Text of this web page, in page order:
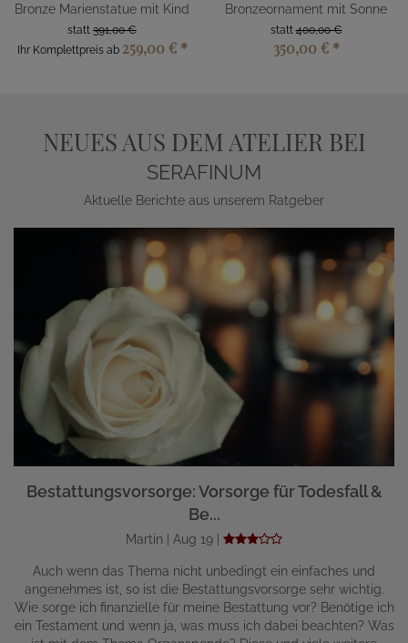
Bronze Marienstatue mit Kind
statt 391,00 €
Ihr Komplettpreis ab 259,00 € *
Bronzeornament mit Sonne
statt400,00 €
350,00 € *
NEUES AUS DEM ATELIER BEI
SERAFINUM
Aktuelle Berichte aus unserem Ratgeber
Bestattungsvorsorge: Vorsorge für Todesfall &
Be...
Martin | Aug 19 |
Auch wenn das Thema nicht unbedingt ein einfaches und
angenehmes ist, so ist die Bestattungsvorsorge sehr wichtig.
Wie sorge ich finanzielle für meine Bestattung vor? Benötige ich
ein Testament und wenn ja, was muss ich dabei beachten? Was